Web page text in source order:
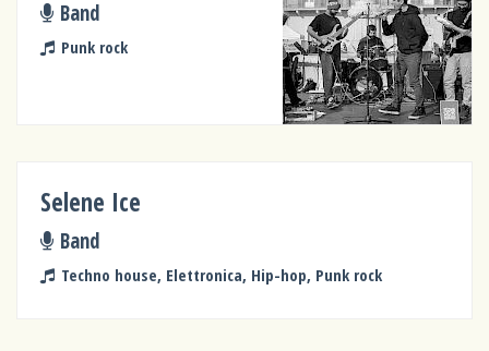
Band
Punk rock
Selene Ice
Band
Techno house, Elettronica, Hip-hop, Punk rock